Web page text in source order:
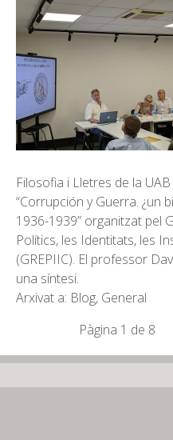
Filosofia i Lletres de la
“Corrupción y Guerra. ¿un
1936-1939” organitzat pel
Polítics, les Identitats, les
(GREPIIC). El professor
una síntesi.
Arxivat a: Blog, General
Pàgina 1 de 8